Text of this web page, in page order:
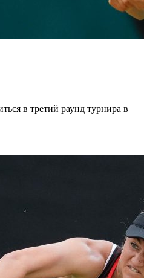
в третий раунд турнира в